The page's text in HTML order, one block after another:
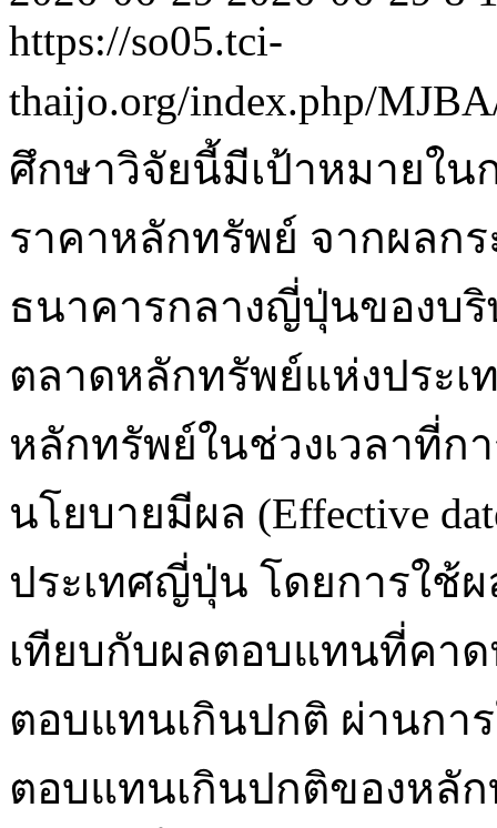
https://so05.tci-
thaijo.org/index.php/
ศึกษาวิจัยนี้มีเป้าหมายใ
ราคาหลักทรัพย์ จากผลก
ธนาคารกลางญี่ปุ่นของบ
ตลาดหลักทรัพย์แห่งประ
หลักทรัพย์ในช่วงเวลาที่ก
นโยบายมีผล (Effective
ประเทศญี่ปุ่น โดยการใช้
เทียบกับผลตอบแทนที่คา
ตอบแทนเกินปกติ ผ่านการ
ตอบแทนเกินปกติของหลัก